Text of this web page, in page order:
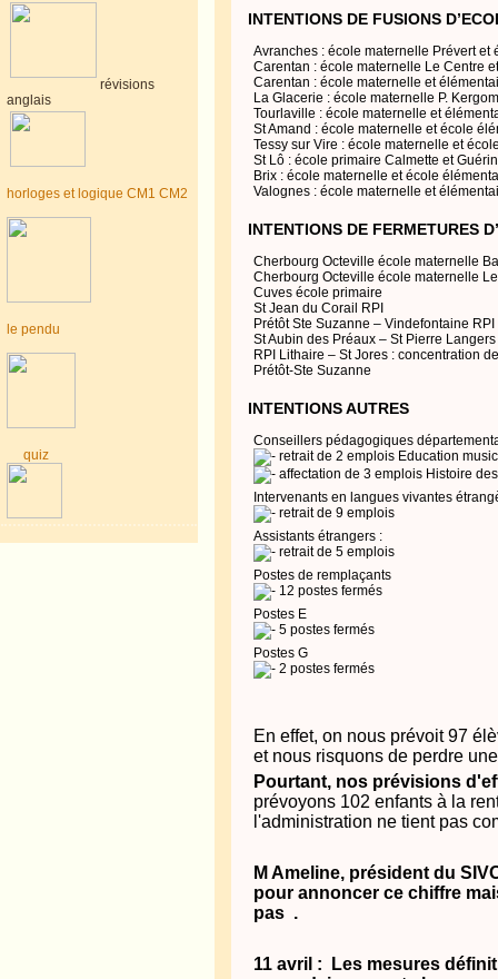
révisions
anglais
horloges et logique CM1 CM2
le pendu
quiz
INTENTIONS DE FUSIONS
Avranches : école maternelle Prévert et
Carentan : école maternelle Le Centre
Carentan : école maternelle et
La Glacerie : école maternelle P.
Tourlaville : école maternelle et
St Amand : école maternelle et école
Tessy sur Vire : école maternelle et
St Lô : école primaire Calmette et
Brix : école maternelle et école
Valognes : école maternelle et
INTENTIONS DE FERMETURES
Cherbourg Octeville école maternelle
Cherbourg Octeville école maternelle
Cuves école primaire
St Jean du Corail RPI
Prétôt Ste Suzanne – Vindefontaine RPI
St Aubin des Préaux – St Pierre Langers
RPI Lithaire – St Jores : concentration
Prétôt-Ste Suzanne
INTENTIONS AUTRES
Conseillers pédagogiques
retrait de 2 emplois Education
affectation de 3 emplois Histoire
Intervenants en langues vivantes
retrait de 9 emplois
Assistants étrangers :
retrait de 5 emplois
Postes de remplaçants
12 postes fermés
Postes E
5 postes fermés
Postes G
2 postes fermés
En effet, on nous prévoit 97
et nous risquons de perdre
Pourtant, nos prévisions
prévoyons 102 enfants à la
l'administration ne tient pas
M Ameline, président du
pour annoncer ce chiffre
pas .
11 avril : Les mesures